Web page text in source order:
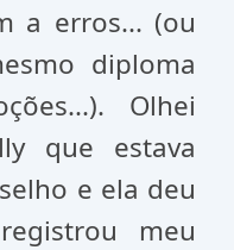
a erros... (ou
diploma
Olhei
que estava
e ela deu
meu